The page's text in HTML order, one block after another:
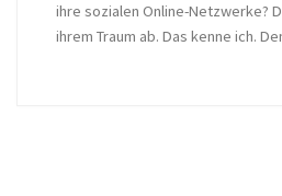
ihre sozialen Online-Netzwerke?
ihrem Traum ab. Das kenne ich.